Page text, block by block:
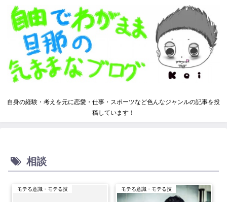
自身の経験・考えを元に恋愛・仕事・スポーツなど色んなジャンルの記事を投
稿しています！
相談
モテる意識・モテる技 モテる意識・モテる技